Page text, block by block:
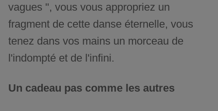
vagues ", vous vous appropriez un
fragment de cette danse éternelle, vous
tenez dans vos mains un morceau de
l'indompté et de l'infini.
Un cadeau pas comme les autres